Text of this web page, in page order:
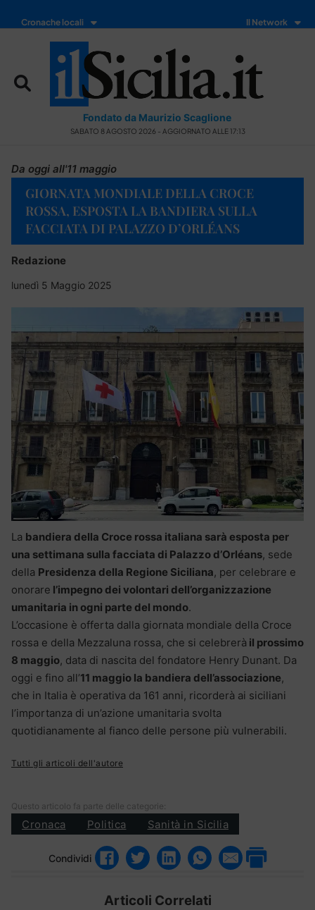
Cronache locali Il Network
Fondato da Maurizio Scaglione
SABATO 8 AGOSTO 2026 - AGGIORNATO ALLE 17:13
Da oggi all'11 maggio
GIORNATA MONDIALE DELLA CROCE
ROSSA, ESPOSTA LA BANDIERA SULLA
FACCIATA DI PALAZZO D’ORLÉANS
Redazione
lunedì 5 Maggio 2025
La bandiera della Croce rossa italiana sarà esposta per
una settimana sulla facciata di Palazzo d’Orléans, sede
della Presidenza della Regione Siciliana, per celebrare e
onorare l’impegno dei volontari dell’organizzazione
umanitaria in ogni parte del mondo.
L’occasione è offerta dalla giornata mondiale della Croce
rossa e della Mezzaluna rossa, che si celebrerà il prossimo
8 maggio, data di nascita del fondatore Henry Dunant. Da
oggi e fino all’11 maggio la bandiera dell’associazione,
che in Italia è operativa da 161 anni, ricorderà ai siciliani
l’importanza di un’azione umanitaria svolta
quotidianamente al fianco delle persone più vulnerabili.
Tutti gli articoli dell'autore
Questo articolo fa parte delle categorie:
Cronaca Politica Sanità in Sicilia
Condividi
Articoli Correlati